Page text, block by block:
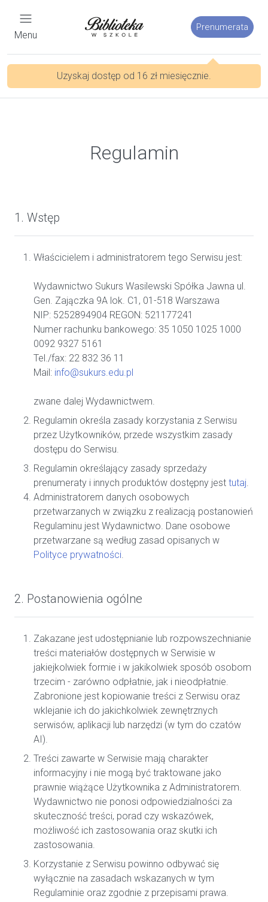
Menu
Prenumerata
Uzyskaj dostęp od 16 zł miesięcznie.
Regulamin
1. Wstęp
Właścicielem i administratorem tego Serwisu jest:
Wydawnictwo Sukurs Wasilewski Spółka Jawna ul.
Gen. Zajączka 9A lok. C1, 01-518 Warszawa
NIP: 5252894904 REGON: 521177241
Numer rachunku bankowego: 35 1050 1025 1000
0092 9327 5161
Tel./fax: 22 832 36 11
Mail: info@sukurs.edu.pl
zwane dalej Wydawnictwem.
Regulamin określa zasady korzystania z Serwisu
przez Użytkowników, przede wszystkim zasady
dostępu do Serwisu.
Regulamin określający zasady sprzedaży
prenumeraty i innych produktów dostępny jest tutaj.
Administratorem danych osobowych
przetwarzanych w związku z realizacją postanowień
Regulaminu jest Wydawnictwo. Dane osobowe
przetwarzane są według zasad opisanych w
Polityce prywatności.
2. Postanowienia ogólne
Zakazane jest udostępnianie lub rozpowszechnianie
treści materiałów dostępnych w Serwisie w
jakiejkolwiek formie i w jakikolwiek sposób osobom
trzecim - zarówno odpłatnie, jak i nieodpłatnie.
Zabronione jest kopiowanie treści z Serwisu oraz
wklejanie ich do jakichkolwiek zewnętrznych
serwisów, aplikacji lub narzędzi (w tym do czatów
AI).
Treści zawarte w Serwisie mają charakter
informacyjny i nie mogą być traktowane jako
prawnie wiążące Użytkownika z Administratorem.
Wydawnictwo nie ponosi odpowiedzialności za
skuteczność treści, porad czy wskazówek,
możliwość ich zastosowania oraz skutki ich
zastosowania.
Korzystanie z Serwisu powinno odbywać się
wyłącznie na zasadach wskazanych w tym
Regulaminie oraz zgodnie z przepisami prawa.